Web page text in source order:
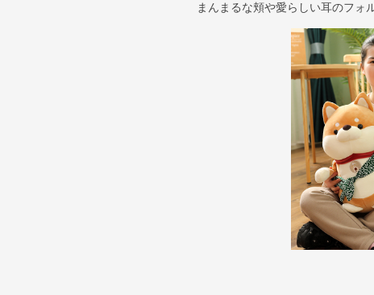
まんまるな頬や愛らしい耳のフォ